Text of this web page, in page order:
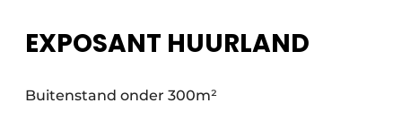
EXPOSANT HUURLAND
Buitenstand onder 300m²